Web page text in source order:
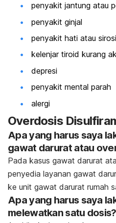
penyakit jantung atau
penyakit ginjal
penyakit hati atau
kelenjar tiroid kurang
depresi
penyakit mental parah
alergi
Overdosis
Apa yang harus saya
gawat darurat atau
Pada kasus gawat darurat
penyedia layanan gawat
ke unit gawat darurat rumah
Apa yang harus saya
melewatkan satu dosis?